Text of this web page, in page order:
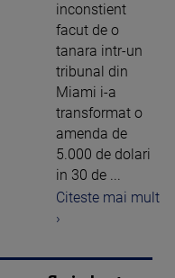
inconstient
facut de o
tanara intr-un
tribunal din
Miami i-a
transformat o
amenda de
5.000 de dolari
in 30 de ...
Citeste mai mult
›